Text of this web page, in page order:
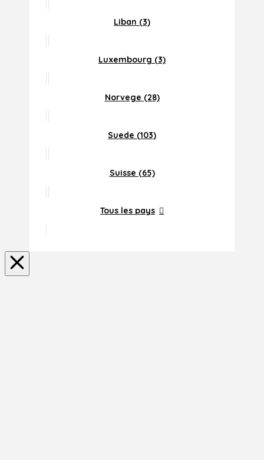
Liban (3)
Luxembourg (3)
Norvege (28)
Suede (103)
Suisse (65)
Tous les pays